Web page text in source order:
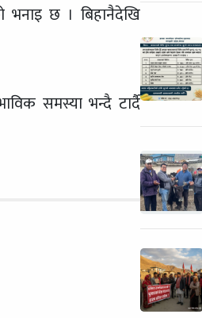
भनाइ छ । बिहानैदेखि
समस्या भन्दै टार्दै